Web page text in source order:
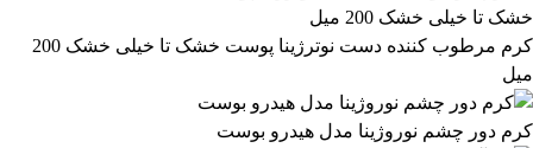
وضعیت کالا
نمایش کالاهای موجود
فیلتر بر اساس برند:
Loreal 24
کرم مرطوب کننده دست نوترژینا پوست خشک تا خیلی خشک 200
میل
کرم دور چشم نوروژینا مدل هیدرو بوست